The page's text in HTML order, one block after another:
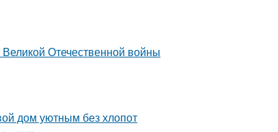
Отечественной войны
дом уютным без хлопот